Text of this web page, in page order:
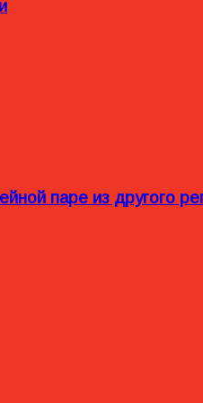
паре из другого